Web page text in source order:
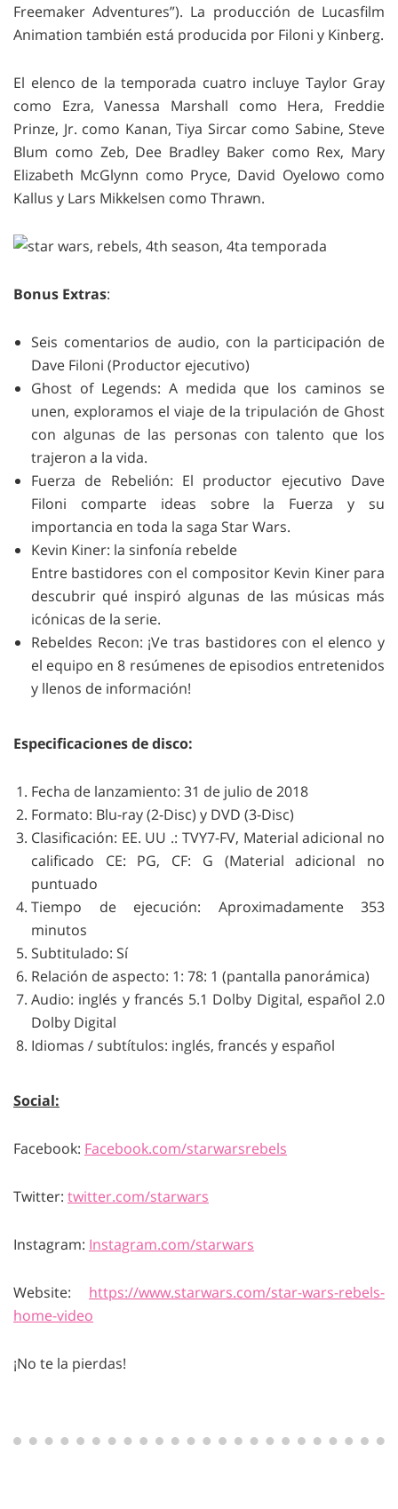
Freemaker Adventures”). La producción de Lucasfilm
Animation también está producida por Filoni y Kinberg.
El elenco de la temporada cuatro incluye Taylor Gray
como Ezra, Vanessa Marshall como Hera, Freddie
Prinze, Jr. como Kanan, Tiya Sircar como Sabine, Steve
Blum como Zeb, Dee Bradley Baker como Rex, Mary
Elizabeth McGlynn como Pryce, David Oyelowo como
Kallus y Lars Mikkelsen como Thrawn.
Bonus Extras:
Seis comentarios de audio, con la participación de
Dave Filoni (Productor ejecutivo)
Ghost of Legends: A medida que los caminos se
unen, exploramos el viaje de la tripulación de Ghost
con algunas de las personas con talento que los
trajeron a la vida.
Fuerza de Rebelión: El productor ejecutivo Dave
Filoni comparte ideas sobre la Fuerza y ​​su
importancia en toda la saga Star Wars.
Kevin Kiner: la sinfonía rebelde
Entre bastidores con el compositor Kevin Kiner para
descubrir qué inspiró algunas de las músicas más
icónicas de la serie.
Rebeldes Recon: ¡Ve tras bastidores con el elenco y
el equipo en 8 resúmenes de episodios entretenidos
y llenos de información!
Especificaciones de disco:
Fecha de lanzamiento: 31 de julio de 2018
Formato: Blu-ray (2-Disc) y DVD (3-Disc)
Clasificación: EE. UU .: TVY7-FV, Material adicional no
calificado CE: PG, CF: G (Material adicional no
puntuado
Tiempo de ejecución: Aproximadamente 353
minutos
Subtitulado: Sí
Relación de aspecto: 1: 78: 1 (pantalla panorámica)
Audio: inglés y francés 5.1 Dolby Digital, español 2.0
Dolby Digital
Idiomas / subtítulos: inglés, francés y español
Social:
Facebook: Facebook.com/starwarsrebels
Twitter: twitter.com/starwars
Instagram: Instagram.com/starwars
Website: https://www.starwars.com/star-wars-rebels-
home-video
¡No te la pierdas!